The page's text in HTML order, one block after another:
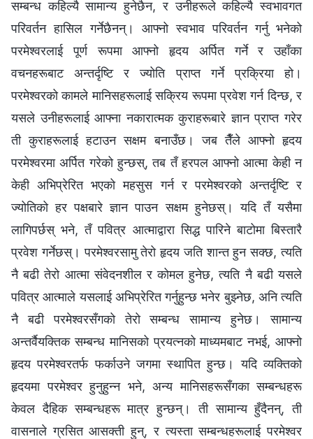
सम्बन्ध कहिल्यै सामान्य हुनेछैन, र उनीहरूले कहिल्यै स्वभावगत
परिवर्तन हासिल गर्नेछैनन्। आफ्नो स्वभाव परिवर्तन गर्नु भनेको
परमेश्‍वरलाई पूर्ण रूपमा आफ्नो हृदय अर्पित गर्ने र उहाँका
वचनहरूबाट अन्तर्दृष्टि र ज्योति प्राप्त गर्ने प्रक्रिया हो।
परमेश्‍वरको कामले मानिसहरूलाई सक्रिय रूपमा प्रवेश गर्न दिन्छ, र
यसले उनीहरूलाई आफ्ना नकारात्मक कुराहरूबारे ज्ञान प्राप्त गरेर
ती कुराहरूलाई हटाउन सक्षम बनाउँछ। जब तैँले आफ्‍नो हृदय
परमेश्‍वरमा अर्पित गरेको हुन्छस्, तब तँ हरपल आफ्‍नो आत्मा केही न
केही अभिप्रेरित भएको महसुस गर्न र परमेश्‍वरको अन्तर्दृष्टि र
ज्योतिको हर पक्षबारे ज्ञान पाउन सक्षम हुनेछस्। यदि तँ यसैमा
लागिपर्छस् भने, तँ पवित्र आत्माद्वारा सिद्ध पारिने बाटोमा बिस्तारै
प्रवेश गर्नेछस्। परमेश्‍वरसामु तेरो हृदय जति शान्त हुन सक्छ, त्यति
नै बढी तेरो आत्मा संवेदनशील र कोमल हुनेछ, त्यति नै बढी यसले
पवित्र आत्माले यसलाई अभिप्रेरित गर्नुहुन्छ भनेर बुझ्नेछ, अनि त्यति
नै बढी परमेश्‍वरसँगको तेरो सम्बन्ध सामान्य हुनेछ। सामान्य
अन्तर्वैयक्तिक सम्बन्ध मानिसको प्रयत्नको माध्यमबाट नभई, आफ्नो
हृदय परमेश्‍वरतर्फ फर्काउने जगमा स्थापित हुन्छ। यदि व्यक्तिको
हृदयमा परमेश्‍वर हुनुहुन्‍न भने, अन्य मानिसहरूसँगका सम्बन्धहरू
केवल दैहिक सम्बन्धहरू मात्र हुन्छन्। ती सामान्य हुँदैनन्, ती
वासनाले ग्रसित आसक्ती हुन्, र त्यस्ता सम्बन्धहरूलाई परमेश्‍वर